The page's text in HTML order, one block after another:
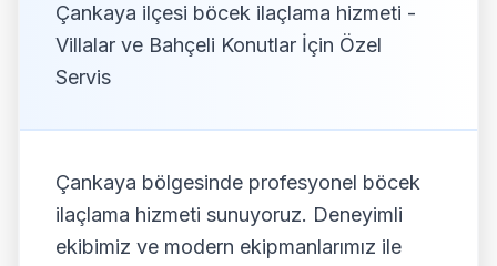
Çankaya Eşek Arısı İlaçlama
Çankaya ilçesi böcek ilaçlama hizmeti -
Villalar ve Bahçeli Konutlar İçin Özel
Servis
Çankaya bölgesinde profesyonel böcek
ilaçlama hizmeti sunuyoruz. Deneyimli
ekibimiz ve modern ekipmanlarımız ile